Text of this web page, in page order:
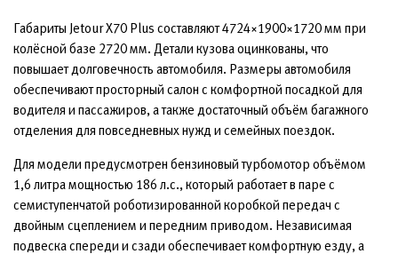
Габариты Jetour X70 Plus составляют 4724×1900×1720 мм при
колёсной базе 2720 мм. Детали кузова оцинкованы, что
повышает долговечность автомобиля. Размеры автомобиля
обеспечивают просторный салон с комфортной посадкой для
водителя и пассажиров, а также достаточный объём багажного
отделения для повседневных нужд и семейных поездок.
Для модели предусмотрен бензиновый турбомотор объёмом
1,6 литра мощностью 186 л.с., который работает в паре с
семиступенчатой роботизированной коробкой передач с
двойным сцеплением и передним приводом. Независимая
подвеска спереди и сзади обеспечивает комфортную езду, а